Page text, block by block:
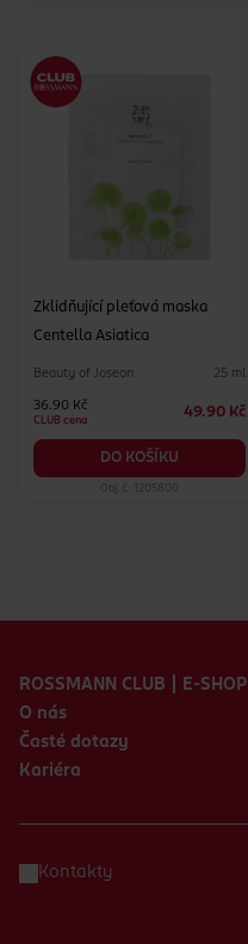
Zklidňující pleťová maska
Centella Asiatica
Beauty of Joseon 25 ml
36.90 Kč
CLUB cena
49.90 Kč
DO KOŠÍKU
Obj. č.: 1205800
ROSSMANN CLUB | E-SHOP
O nás
Časté dotazy
Kariéra
Kontakty